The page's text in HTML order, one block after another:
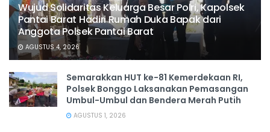
Wujud Solidaritas Keluarga Besar Polri, Kapolsek
Pantai Barat Hadiri Rumah Duka Bapak dari
Anggota Polsek Pantai Barat
AGUSTUS 4, 2026
Semarakkan HUT ke-81 Kemerdekaan RI,
Polsek Bonggo Laksanakan Pemasangan
Umbul-Umbul dan Bendera Merah Putih
AGUSTUS 1, 2026